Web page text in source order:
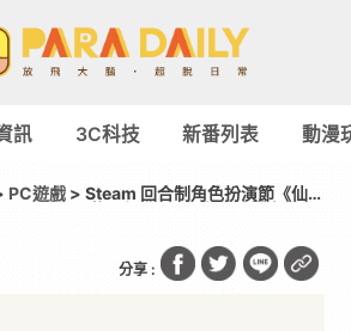
訊 3C科技 新番列表 動漫
PC遊戲> Steam 回合制角色扮演節《仙
分享 :